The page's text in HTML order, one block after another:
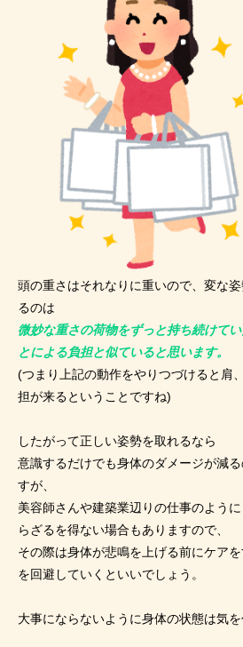
頭の重さはそれなりに重いので、変な
るのは
微妙な重さの荷物をずっと持ち続けて
とによる負担と似ていると思います。
(つまり上記の動作をやりつづけると肩
担が来るということですね)
したがって正しい姿勢を取れるなら
意識するだけでも身体のダメージが減
すが、
美容師さんや建築業辺りの仕事のよう
らざるを得ない場合もありますので、
その際は身体が悲鳴を上げる前にケア
を回避していくといいでしょう。
大事にならないように身体の状態は気